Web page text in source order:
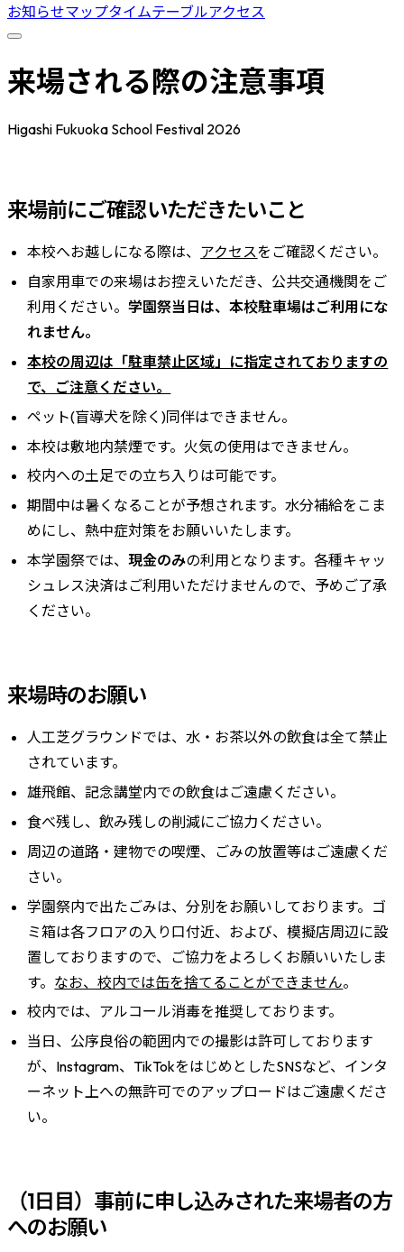
お知らせマップタイムテーブルアクセス
来場される際の注意事項
Higashi Fukuoka School Festival 2026
来場前にご確認いただきたいこと
本校へお越しになる際は、 アクセスをご確認ください。
自家用車での来場はお控えいただき、公共交通機関をご
利用ください。学園祭当日は、本校駐車場はご利用にな
れません。
本校の周辺は「駐車禁止区域」に指定されておりますの
で、ご注意ください。
ペット(盲導犬を除く)同伴はできません。
本校は敷地内禁煙です。火気の使用はできません。
校内への土足での立ち入りは可能です。
期間中は暑くなることが予想されます。水分補給をこま
めにし、熱中症対策をお願いいたします。
本学園祭では、現金のみの利用となります。各種キャッ
シュレス決済はご利用いただけませんので、予めご了承
ください。
来場時のお願い
人工芝グラウンドでは、水・お茶以外の飲食は全て禁止
されています。
雄飛館、記念講堂内での飲食はご遠慮ください。
食べ残し、飲み残しの削減にご協力ください。
周辺の道路・建物での喫煙、ごみの放置等はご遠慮くだ
さい。
学園祭内で出たごみは、分別をお願いしております。ゴ
ミ箱は各フロアの入り口付近、および、模擬店周辺に設
置しておりますので、ご協力をよろしくお願いいたしま
す。 なお、校内では缶を捨てることができません。
校内では、アルコール消毒を推奨しております。
当日、公序良俗の範囲内での撮影は許可しております
が、Instagram、TikTokをはじめとしたSNSなど、インタ
ーネット上への無許可でのアップロードはご遠慮くださ
い。
（1日目）事前に申し込みされた来場者の方
へのお願い